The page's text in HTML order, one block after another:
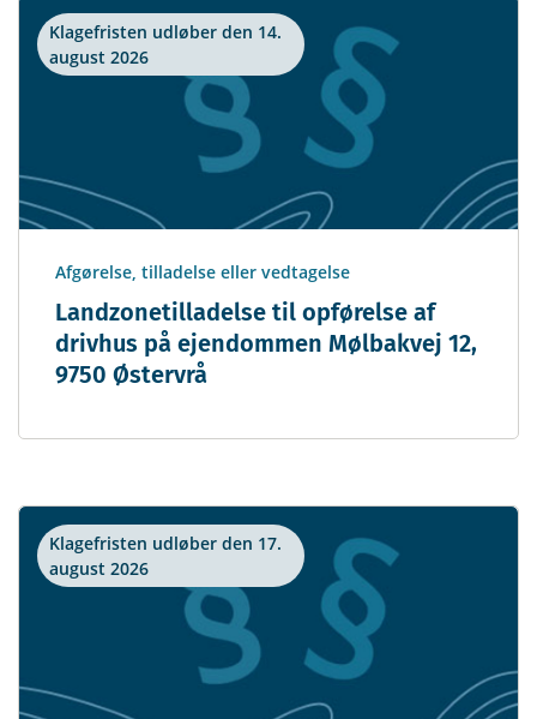
Klagefristen udløber den 14.
august 2026
Afgørelse, tilladelse eller vedtagelse
Landzonetilladelse til opførelse af
drivhus på ejendommen Mølbakvej 12,
9750 Østervrå
Klagefristen udløber den 17.
august 2026